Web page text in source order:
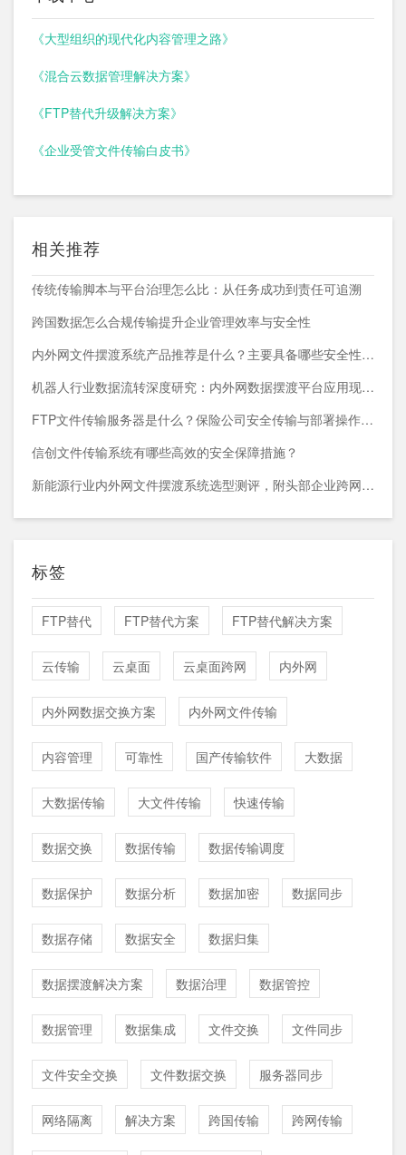
《大型组织的现代化内容管理之路》
《混合云数据管理解决方案》
《FTP替代升级解决方案》
《企业受管文件传输白皮书》
相关推荐
传统传输脚本与平台治理怎么比：从任务成功到责任可追溯
跨国数据怎么合规传输提升企业管理效率与安全性
内外网文件摆渡系统产品推荐是什么？主要具备哪些安全性能？
机器人行业数据流转深度研究：内外网数据摆渡平台应用现状与趋势
FTP文件传输服务器是什么？保险公司安全传输与部署操作指南
信创文件传输系统有哪些高效的安全保障措施？
新能源行业内外网文件摆渡系统选型测评，附头部企业跨网部署案例
标签
FTP替代 FTP替代方案 FTP替代解决方案
云传输 云桌面 云桌面跨网 内外网
内外网数据交换方案 内外网文件传输
内容管理 可靠性 国产传输软件 大数据
大数据传输 大文件传输 快速传输
数据交换 数据传输 数据传输调度
数据保护 数据分析 数据加密 数据同步
数据存储 数据安全 数据归集
数据摆渡解决方案 数据治理 数据管控
数据管理 数据集成 文件交换 文件同步
文件安全交换 文件数据交换 服务器同步
网络隔离 解决方案 跨国传输 跨网传输